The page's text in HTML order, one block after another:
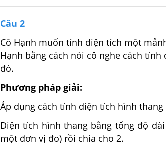
Câu 2
Cô Hạnh muốn tính diện tích một
Hạnh bằng cách nói cô nghe cách
đó.
Phương pháp giải:
Áp dụng cách tính diện tích hình thang
Diện tích hình thang bằng tổng độ
một đơn vị đo) rồi chia cho 2.